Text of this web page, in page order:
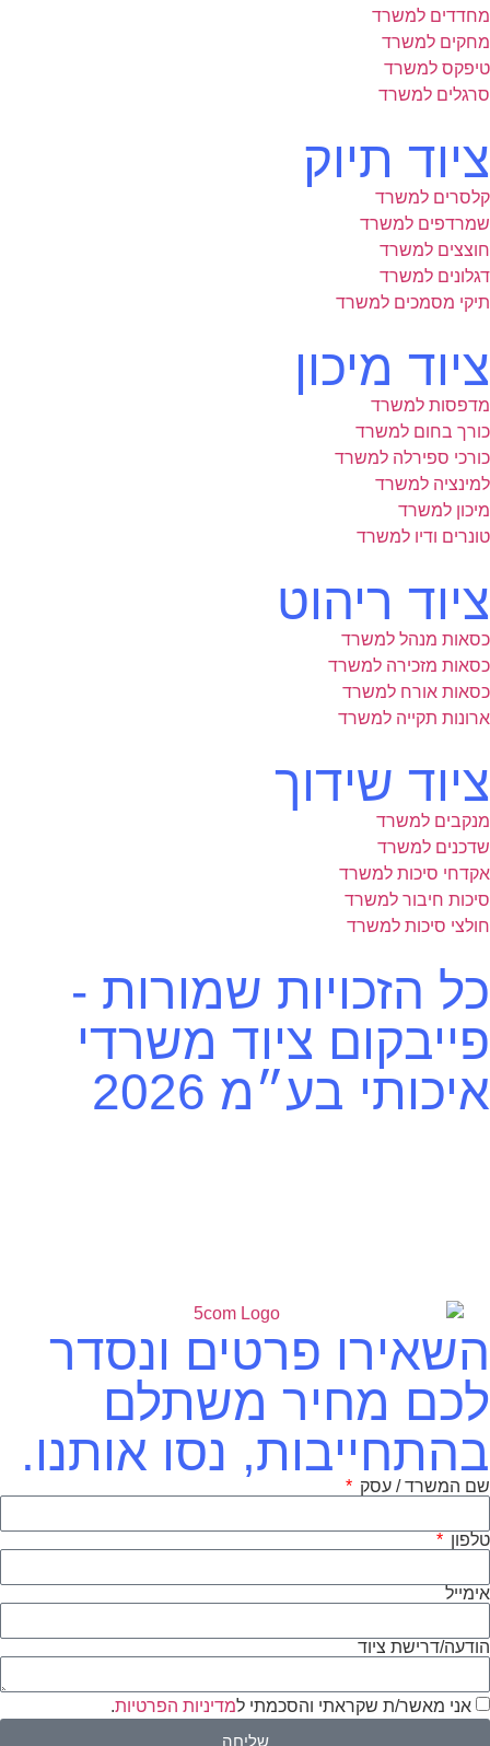
מחדדים למשרד
מחקים למשרד
טיפקס למשרד
סרגלים למשרד
ציוד תיוק
קלסרים למשרד
שמרדפים למשרד
חוצצים למשרד
דגלונים למשרד
תיקי מסמכים למשרד
ציוד מיכון
מדפסות למשרד
כורך בחום למשרד
כורכי ספירלה למשרד
למינציה למשרד
מיכון למשרד
טונרים ודיו למשרד
ציוד ריהוט
כסאות מנהל למשרד
כסאות מזכירה למשרד
כסאות אורח למשרד
ארונות תקייה למשרד
ציוד שידוך
מנקבים למשרד
שדכנים למשרד
אקדחי סיכות למשרד
סיכות חיבור למשרד
חולצי סיכות למשרד
כל הזכויות שמורות -
פייבקום ציוד משרדי
איכותי בע״מ 2026
השאירו פרטים ונסדר
לכם מחיר משתלם
בהתחייבות, נסו אותנו.
שם המשרד / עסק
טלפון
אימייל
הודעה/דרישת ציוד
אני מאשר/ת שקראתי והסכמתי למדיניות הפרטיות.
שליחה